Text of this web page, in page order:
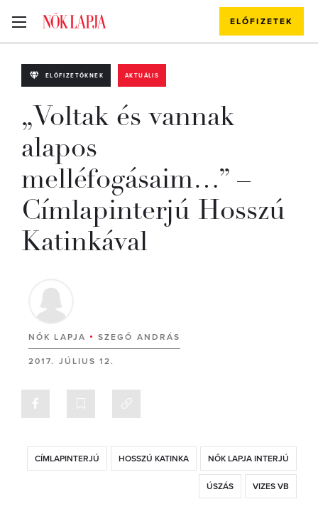
ELŐFIZETEK
ELŐFIZETŐKNEK AKTUÁLIS
„Voltak és vannak
alapos
melléfogásaim…” –
Címlapinterjú Hosszú
Katinkával
NŐK LAPJA SZEGŐ ANDRÁS
2017. JÚLIUS 12.
CÍMLAPINTERJÚ HOSSZÚ KATINKA NŐK LAPJA INTERJÚ
ÚSZÁS VIZES VB